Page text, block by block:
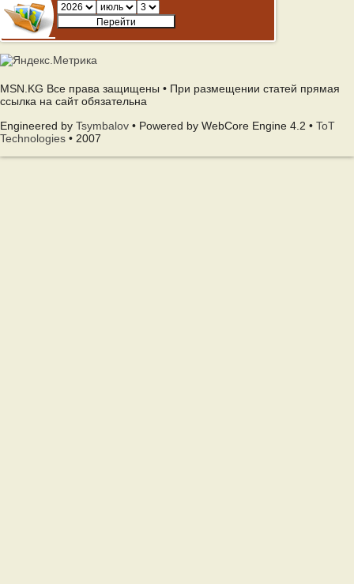
MSN.KG Все права защищены • При размещении статей прямая
ссылка на сайт обязательна
Engineered by Tsymbalov • Powered by WebCore Engine 4.2 • ToT
Technologies • 2007